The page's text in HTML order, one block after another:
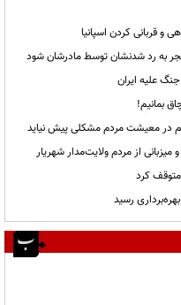
و قربانی کردن اسپانیا
به رد شدنشان توسط مادرشان شود
علیه ایران
بمانیم!
در معیشت مردم مشکلی پیش نیاید
کرد